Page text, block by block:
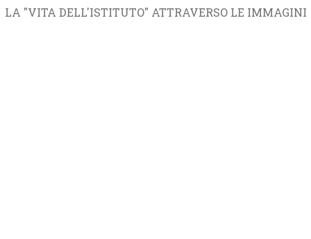
LA "VITA DELL'ISTITUTO" ATTRAVERSO LE IMMAGINI